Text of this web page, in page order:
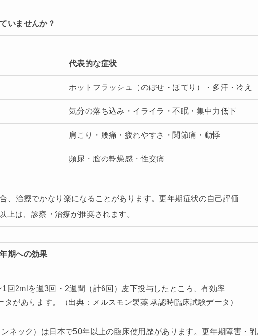
いませんか？
代表的な症状
ホットフラッシュ（のぼせ・ほてり）・多汗・冷え
気分の落ち込み・イライラ・不眠・集中力低下
肩こり・腰痛・疲れやすさ・関節痛・動悸
頻尿・膣の乾燥感・性交痛
、治療でかなり楽になることがあります。更年期症状の自己評価
上は、診察・治療が推奨されます。
期への効果
回2mlを週3回・2週間（計6回）皮下投与したところ、有効率
があります。（出典：メルスモン製薬 承認時臨床試験データ）
ネック）は日本で50年以上の臨床使用歴があります。更年期障害・乳